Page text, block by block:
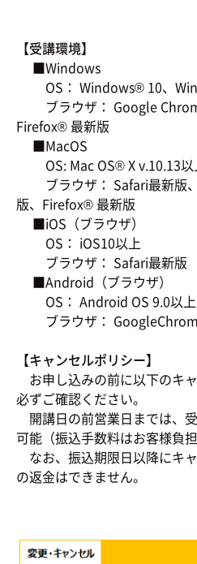
【受講環境】
■Windows
OS： Windows® 10、
ブラウザ： Google
Firefox® 最新版
■MacOS
OS: Mac OS® X v.10.13以
ブラウザ： Safari最新版
版、Firefox® 最新版
■iOS（ブラウザ）
OS： iOS10以上
ブラウザ： Safari最新版
■Android（ブラウザ）
OS： Android OS 9.0以上
ブラウザ：
【キャンセルポリシー】
お申し込みの前に以下のキ
必ずご確認ください。
開講日の前営業日までは、
可能（振込手数料はお客様負担
なお、振込期限日以降にキ
の返金はできません。